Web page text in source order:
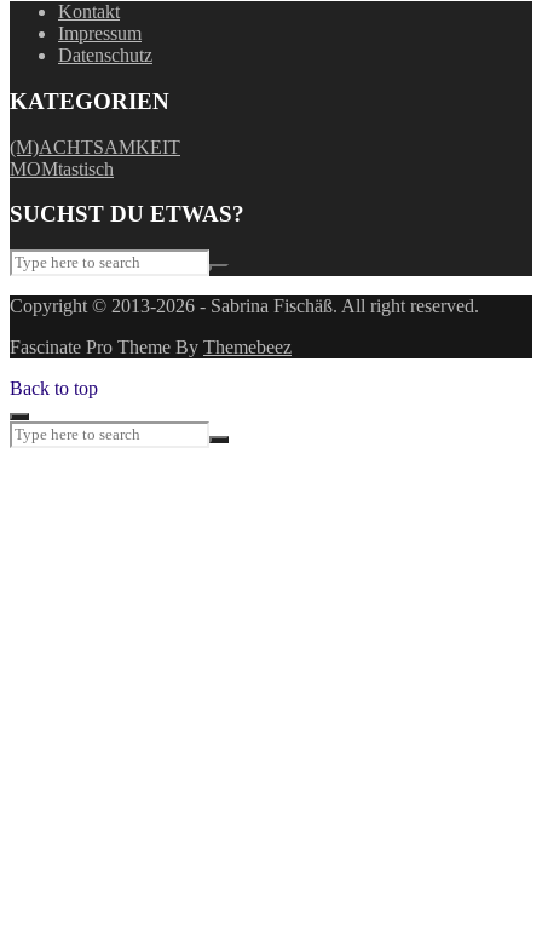
Kontakt
Impressum
Datenschutz
KATEGORIEN
(M)ACHTSAMKEIT
MOMtastisch
SUCHST DU ETWAS?
Copyright © 2013-2026 - Sabrina Fischäß. All right reserved.
Fascinate Pro Theme By Themebeez
Back to top